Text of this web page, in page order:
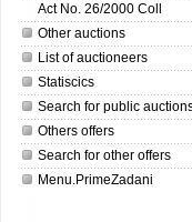
Act No. 26/2000 Coll
Other auctions
List of auctioneers
Statiscics
Search for public
Others offers
Search for other offers
Menu.PrimeZadani